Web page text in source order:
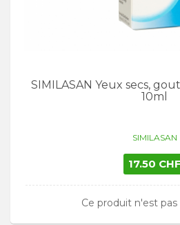
SIMILASAN Yeux secs,
10ml
SIMILASAN
17.50 CHF
Ce produit n'est pas